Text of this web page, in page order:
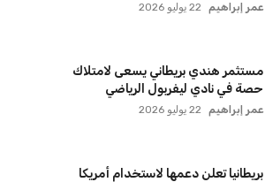
عمر إبراهيم 22 يوليو 2026
مستثمر هندي بريطاني يسعى لامتلاك
حصة في نادي ليفربول الرياضي
عمر إبراهيم 22 يوليو 2026
بريطانيا تعلن دعمها لاستخدام أمريكا